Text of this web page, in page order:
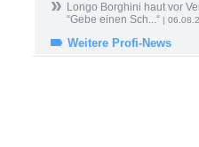
Longo Borghini haut vor
“Gebe einen Sch...“ |
Weitere Profi-News